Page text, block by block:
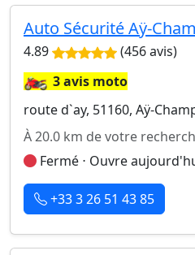
Auto Sécurité Aÿ-
4.89 (456 avis)
🏍️3 avis moto
route d`ay, 51160, Aÿ-
À 20.0 km de votre
Fermé ⋅ Ouvre
+33 3 26 51 43 85